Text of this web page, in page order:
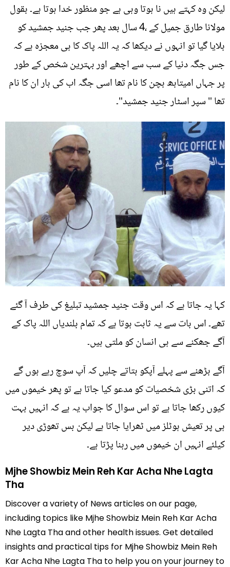
لیکن وہ کہتے ہیں نا ہوتا وہی ہے جو منظور خدا ہوتا ہے۔ بقول
مولانا طارق جمیل کے ،4 سال بعد پھر جب جنید جمشید کو
بلایا گیا تو انہوں نے دیکھا کہ یہ اللہ پاک کا ہی معجزہ ہے کہ
جس جگہ دنیا کے سب سے اچھے اور بہترین شخص کے طور
پر جہاں امیتابھ بچن کا نام تھا اسی جگہ اب کی بار ان کا نام
تھا " سپر اسٹار جنید جمشید"۔
کہا یہ جاتا ہے کہ اس وقت جنید جمشید تبلیغ کی طرف آ گئے
تھے۔ اس بات سے یہ ثابت ہوتا ہے کہ تمام بلندیاں اللہ پاک کے
آگے جھکنے سے ہی انسان کو ملتی ہیں۔
آگے بڑھنے سے پہلے آپکو بتاتے چلیں کہ آپ سوچ رہے ہوں گے
کہ اتنی بڑی شخصیات کو مدعو کیا جاتا ہے تو پھر خیموں میں
کیوں رکھا جاتا ہے تو اس سوال کا جواب یہ ہے کہ انہیں بہت
ہی پر تعیش ہوٹلز میں ٹھرایا جاتا ہے لیکن بس تھوڑی دیر
کیلئے انہیں ان خیموں میں رہنا پڑتا ہے۔
Mjhe Showbiz Mein Reh Kar Acha Nhe Lagta
Tha
Discover a variety of News articles on our page,
including topics like Mjhe Showbiz Mein Reh Kar Acha
Nhe Lagta Tha and other health issues. Get detailed
insights and practical tips for Mjhe Showbiz Mein Reh
Kar Acha Nhe Lagta Tha to help you on your journey to